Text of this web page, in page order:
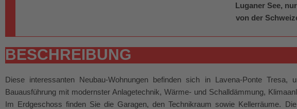
Luganer See,
von der
BESCHREIBUNG
Diese interessanten Neubau-Wohnungen befinden sich in Lavena-Ponte
Bauausführung mit modernster Anlagetechnik, Wärme- und Schalldämmung,
Im Erdgeschoss finden Sie die Garagen, den Technikraum sowie Kellerräume.